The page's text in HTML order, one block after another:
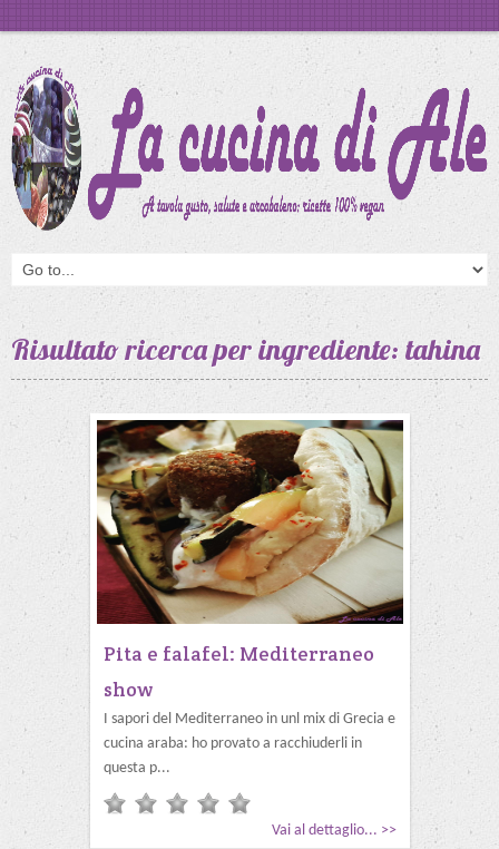
Risultato ricerca per ingrediente: tahina
Pita e falafel: Mediterraneo
show
I sapori del Mediterraneo in unl mix di Grecia e
cucina araba: ho provato a racchiuderli in
questa p...
Vai al dettaglio... >>